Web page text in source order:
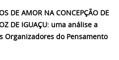
DE AMOR NA CONCEPÇÃO DE
DE IGUAÇU: uma análise a
Organizadores do Pensamento